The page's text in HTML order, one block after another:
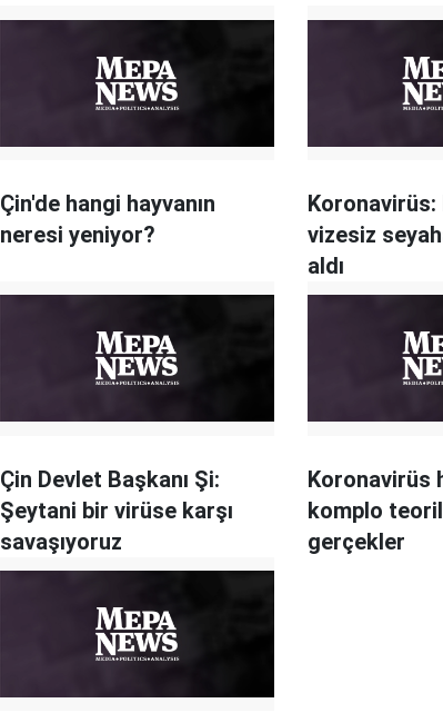
Çin'de hangi hayvanın
neresi yeniyor?
Koronavirüs:
vizesiz
aldı
Çin Devlet Başkanı Şi:
Şeytani bir virüse karşı
savaşıyoruz
Koronavirüs
komplo
gerçekler